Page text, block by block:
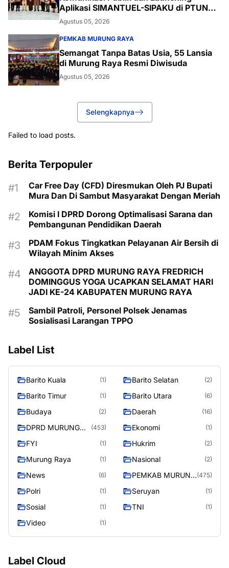
Aplikasi SIMANTUEL-SIPAKU di PTUN
Palangka Raya
Agustus 05, 2026
PEMKAB MURUNG RAYA
Semangat Tanpa Batas Usia, 55 Lansia
di Murung Raya Resmi Diwisuda
Agustus 05, 2026
Selengkapnya
Failed to load posts.
Berita Terpopuler
Car Free Day (CFD) Diresmukan Oleh PJ Bupati
Mura Dan Di Sambut Masyarakat Dengan Meriah
Komisi I DPRD Dorong Optimalisasi Sarana dan
Pembangunan Pendidikan Daerah
PDAM Fokus Tingkatkan Pelayanan Air Bersih di
Wilayah Minim Akses
ANGGOTA DPRD MURUNG RAYA FREDRICH
DOMINGGUS YOGA UCAPKAN SELAMAT HARI
JADI KE-24 KABUPATEN MURUNG RAYA
Sambil Patroli, Personel Polsek Jenamas
Sosialisasi Larangan TPPO
Label List
Barito Kuala (1) Barito Selatan (2)
Barito Timur (1) Barito Utara (6)
Budaya (2) Daerah (16)
DPRD MURUNG
(453) Ekonomi (1)
FYI (1) Hukrim (2)
Murung Raya (1) Nasional (2)
News (6)
PEMKAB MURUNG (475)
Polri (1) Seruyan (1)
Sosial (1) TNI (1)
Video (1)
Label Cloud